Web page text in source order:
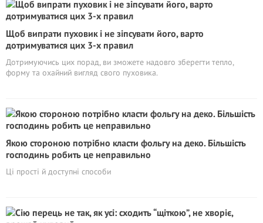
Щоб випрати пуховик і не зіпсувати його, варто
дотримуватися цих 3-х правил
Дотримуючись цих порад, ви зможете надовго зберегти тепло,
форму та охайний вигляд свого пуховика.
Якою стороною потрібно класти фольгу на деко. Більшість
господинь робить це неправильно
Ці прості й доступні способи